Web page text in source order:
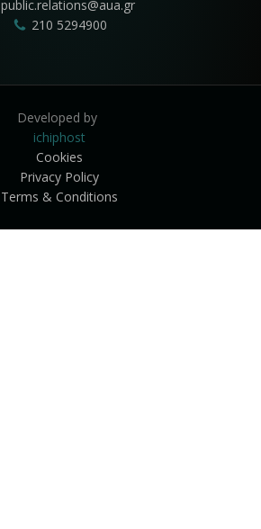
public.relations@aua.gr
210 5294900
Developed by
ichiphost
Cookies
Privacy Policy
Terms & Conditions